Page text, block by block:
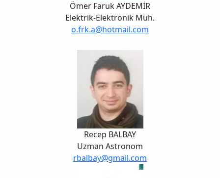
Ömer Faruk AYDEMİR
Elektrik-Elektronik Müh.
o.frk.a@hotmail.com
Recep BALBAY
Uzman Astronom
rbalbay@gmail.com